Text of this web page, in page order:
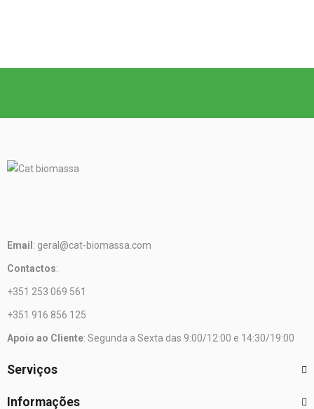
Email : geral@cat-biomassa.com
Contactos:
+351 253 069 561
+351 916 856 125
Apoio ao Cliente: Segunda a Sexta das 9:00/12:00 e 14:30/19:00
Serviços
Informações